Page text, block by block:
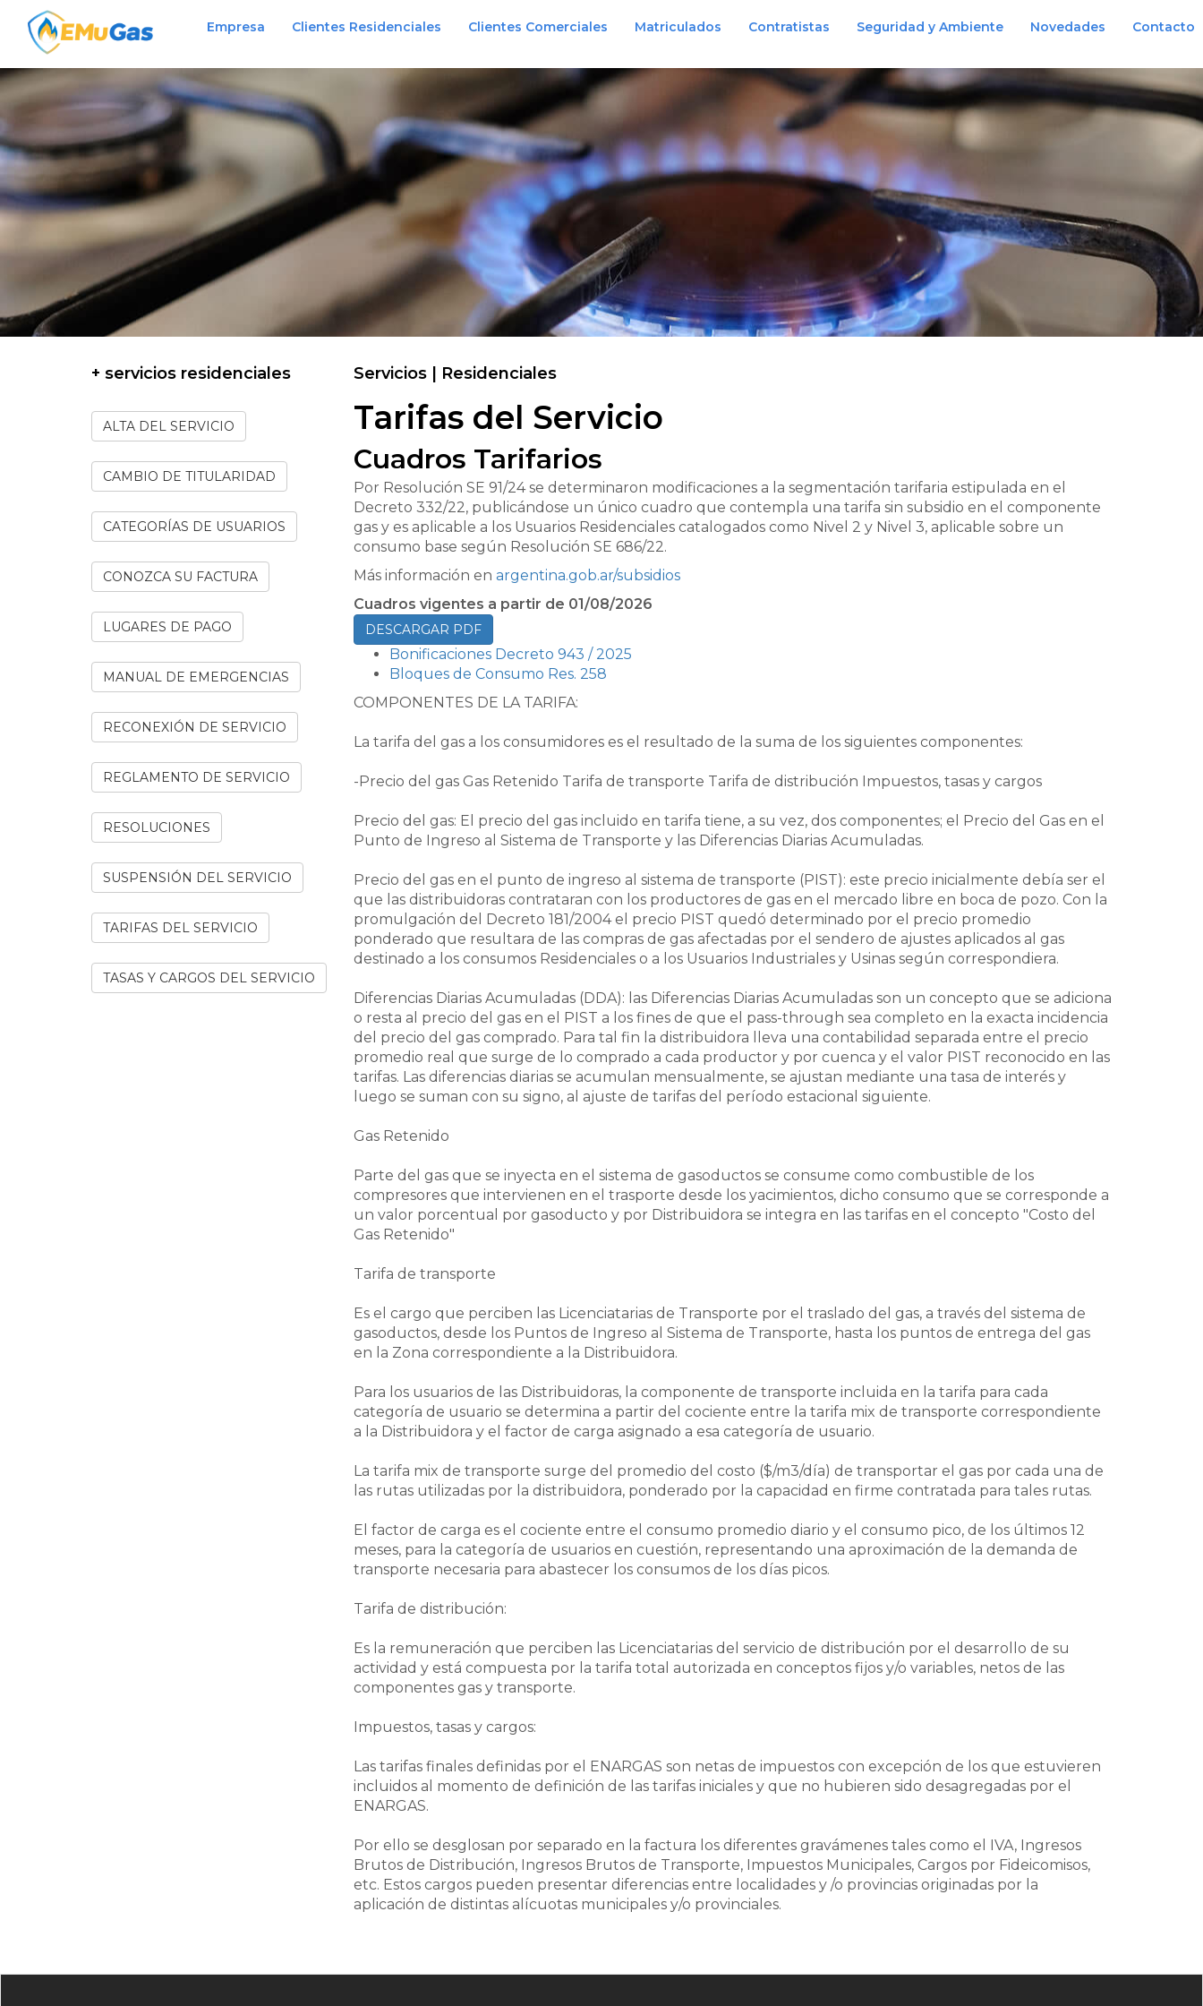
Empresa Clientes Residenciales Clientes Comerciales Matriculados Contratistas Seguridad y Ambiente Novedades Contacto
+ servicios residenciales
ALTA DEL SERVICIO
CAMBIO DE TITULARIDAD
CATEGORÍAS DE USUARIOS
CONOZCA SU FACTURA
LUGARES DE PAGO
MANUAL DE EMERGENCIAS
RECONEXIÓN DE SERVICIO
REGLAMENTO DE SERVICIO
RESOLUCIONES
SUSPENSIÓN DEL SERVICIO
TARIFAS DEL SERVICIO
TASAS Y CARGOS DEL SERVICIO
Servicios | Residenciales
Tarifas del Servicio
Cuadros Tarifarios
Por Resolución SE 91/24 se determinaron modificaciones a la segmentación tarifaria estipulada en el
Decreto 332/22, publicándose un único cuadro que contempla una tarifa sin subsidio en el componente
gas y es aplicable a los Usuarios Residenciales catalogados como Nivel 2 y Nivel 3, aplicable sobre un
consumo base según Resolución SE 686/22.
Más información en argentina.gob.ar/subsidios
Cuadros vigentes a partir de 01/08/2026
DESCARGAR PDF
Bonificaciones Decreto 943 / 2025
Bloques de Consumo Res. 258
COMPONENTES DE LA TARIFA:
La tarifa del gas a los consumidores es el resultado de la suma de los siguientes componentes:
-Precio del gas Gas Retenido Tarifa de transporte Tarifa de distribución Impuestos, tasas y cargos
Precio del gas: El precio del gas incluido en tarifa tiene, a su vez, dos componentes; el Precio del Gas en el
Punto de Ingreso al Sistema de Transporte y las Diferencias Diarias Acumuladas.
Precio del gas en el punto de ingreso al sistema de transporte (PIST): este precio inicialmente debía ser el
que las distribuidoras contrataran con los productores de gas en el mercado libre en boca de pozo. Con la
promulgación del Decreto 181/2004 el precio PIST quedó determinado por el precio promedio
ponderado que resultara de las compras de gas afectadas por el sendero de ajustes aplicados al gas
destinado a los consumos Residenciales o a los Usuarios Industriales y Usinas según correspondiera.
Diferencias Diarias Acumuladas (DDA): las Diferencias Diarias Acumuladas son un concepto que se adiciona
o resta al precio del gas en el PIST a los fines de que el pass-through sea completo en la exacta incidencia
del precio del gas comprado. Para tal fin la distribuidora lleva una contabilidad separada entre el precio
promedio real que surge de lo comprado a cada productor y por cuenca y el valor PIST reconocido en las
tarifas. Las diferencias diarias se acumulan mensualmente, se ajustan mediante una tasa de interés y
luego se suman con su signo, al ajuste de tarifas del período estacional siguiente.
Gas Retenido
Parte del gas que se inyecta en el sistema de gasoductos se consume como combustible de los
compresores que intervienen en el trasporte desde los yacimientos, dicho consumo que se corresponde a
un valor porcentual por gasoducto y por Distribuidora se integra en las tarifas en el concepto "Costo del
Gas Retenido"
Tarifa de transporte
Es el cargo que perciben las Licenciatarias de Transporte por el traslado del gas, a través del sistema de
gasoductos, desde los Puntos de Ingreso al Sistema de Transporte, hasta los puntos de entrega del gas
en la Zona correspondiente a la Distribuidora.
Para los usuarios de las Distribuidoras, la componente de transporte incluida en la tarifa para cada
categoría de usuario se determina a partir del cociente entre la tarifa mix de transporte correspondiente
a la Distribuidora y el factor de carga asignado a esa categoría de usuario.
La tarifa mix de transporte surge del promedio del costo ($/m3/día) de transportar el gas por cada una de
las rutas utilizadas por la distribuidora, ponderado por la capacidad en firme contratada para tales rutas.
El factor de carga es el cociente entre el consumo promedio diario y el consumo pico, de los últimos 12
meses, para la categoría de usuarios en cuestión, representando una aproximación de la demanda de
transporte necesaria para abastecer los consumos de los días picos.
Tarifa de distribución:
Es la remuneración que perciben las Licenciatarias del servicio de distribución por el desarrollo de su
actividad y está compuesta por la tarifa total autorizada en conceptos fijos y/o variables, netos de las
componentes gas y transporte.
Impuestos, tasas y cargos:
Las tarifas finales definidas por el ENARGAS son netas de impuestos con excepción de los que estuvieren
incluidos al momento de definición de las tarifas iniciales y que no hubieren sido desagregadas por el
ENARGAS.
Por ello se desglosan por separado en la factura los diferentes gravámenes tales como el IVA, Ingresos
Brutos de Distribución, Ingresos Brutos de Transporte, Impuestos Municipales, Cargos por Fideicomisos,
etc. Estos cargos pueden presentar diferencias entre localidades y /o provincias originadas por la
aplicación de distintas alícuotas municipales y/o provinciales.